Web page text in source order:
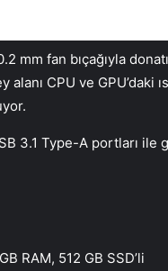
mm fan bıçağıyla
CPU ve GPU’daki
3.1 Type-A portları ile
RAM, 512 GB SSD’li